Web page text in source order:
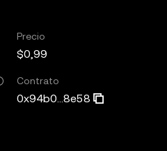
Precio
$0,99
Contrato
0x94b0...8e58